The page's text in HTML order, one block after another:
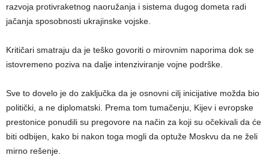
razvoja protivraketnog naoružanja i sistema dugog dometa radi
jačanja sposobnosti ukrajinske vojske.
Kritičari smatraju da je teško govoriti o mirovnim naporima dok se
istovremeno poziva na dalje intenziviranje vojne podrške.
Sve to dovelo je do zaključka da je osnovni cilj inicijative možda bio
politički, a ne diplomatski. Prema tom tumačenju, Kijev i evropske
prestonice ponudili su pregovore na način za koji su očekivali da će
biti odbijen, kako bi nakon toga mogli da optuže Moskvu da ne želi
mirno rešenje.